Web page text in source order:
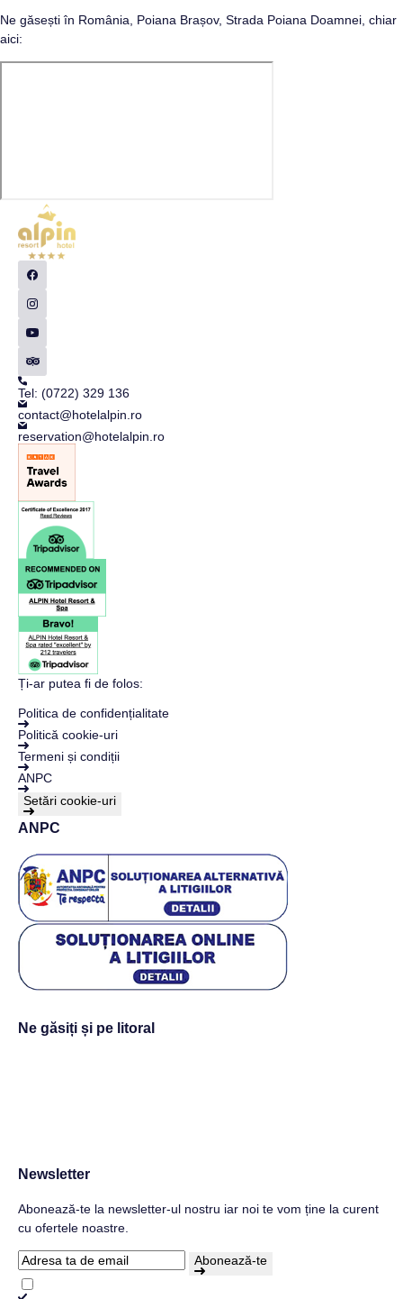
Ne găsești în România, Poiana Brașov, Strada Poiana Doamnei, chiar
aici:
Tel: (0722) 329 136
contact@hotelalpin.ro
reservation@hotelalpin.ro
Ți-ar putea fi de folos:
Politica de confidențialitate
Politică cookie-uri
Termeni și condiții
ANPC
Setări cookie-uri
ANPC
Ne găsiți și pe litoral
Newsletter
Abonează-te la newsletter-ul nostru iar noi te vom ține la curent
cu ofertele noastre.
Abonează-te